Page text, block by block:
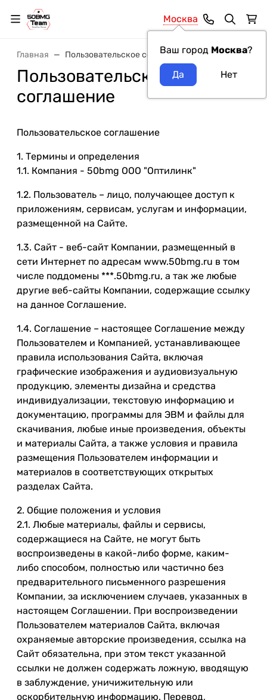
Москва
Ваш город Москва?
Главная Пользовательское соглашение
Пользовательское
соглашение
Пользовательское соглашение
1. Термины и определения
1.1. Компания - 50bmg ООО "Оптилинк"
1.2. Пользователь – лицо, получающее доступ к
приложениям, сервисам, услугам и информации,
размещенной на Сайте.
1.3. Сайт - веб-сайт Компании, размещенный в
сети Интернет по адресам www.50bmg.ru в том
числе поддомены ***.50bmg.ru, а так же любые
другие веб-сайты Компании, содержащие ссылку
на данное Соглашение.
1.4. Соглашение – настоящее Соглашение между
Пользователем и Компанией, устанавливающее
правила использования Сайта, включая
графические изображения и аудиовизуальную
продукцию, элементы дизайна и средства
индивидуализации, текстовую информацию и
документацию, программы для ЭВМ и файлы для
скачивания, любые иные произведения, объекты
и материалы Сайта, а также условия и правила
размещения Пользователем информации и
материалов в соответствующих открытых
разделах Сайта.
2. Общие положения и условия
2.1. Любые материалы, файлы и сервисы,
содержащиеся на Сайте, не могут быть
воспроизведены в какой-либо форме, каким-
либо способом, полностью или частично без
предварительного письменного разрешения
Компании, за исключением случаев, указанных в
настоящем Соглашении. При воспроизведении
Пользователем материалов Сайта, включая
охраняемые авторские произведения, ссылка на
Сайт обязательна, при этом текст указанной
ссылки не должен содержать ложную, вводящую
в заблуждение, уничижительную или
оскорбительную информацию. Перевод,